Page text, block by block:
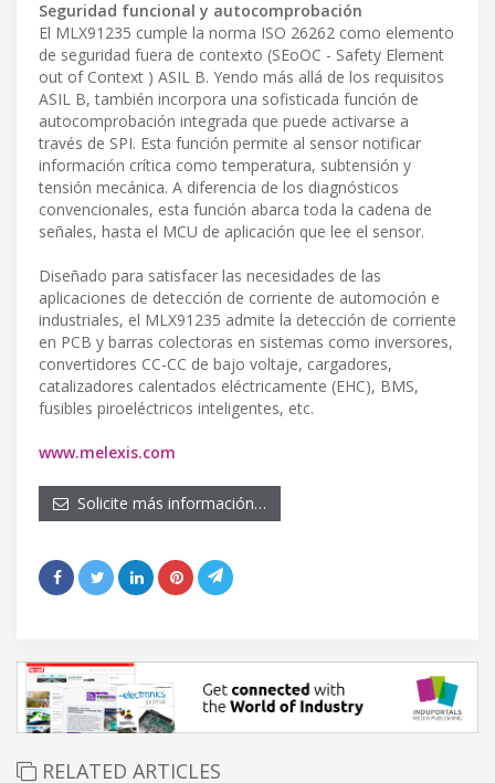
Seguridad funcional y autocomprobación
El MLX91235 cumple la norma ISO 26262 como elemento
de seguridad fuera de contexto (SEoOC - Safety Element
out of Context ) ASIL B. Yendo más allá de los requisitos
ASIL B, también incorpora una sofisticada función de
autocomprobación integrada que puede activarse a
través de SPI. Esta función permite al sensor notificar
información crítica como temperatura, subtensión y
tensión mecánica. A diferencia de los diagnósticos
convencionales, esta función abarca toda la cadena de
señales, hasta el MCU de aplicación que lee el sensor.
Diseñado para satisfacer las necesidades de las
aplicaciones de detección de corriente de automoción e
industriales, el MLX91235 admite la detección de corriente
en PCB y barras colectoras en sistemas como inversores,
convertidores CC-CC de bajo voltaje, cargadores,
catalizadores calentados eléctricamente (EHC), BMS,
fusibles piroeléctricos inteligentes, etc.
www.melexis.com
Solicite más información…
RELATED ARTICLES